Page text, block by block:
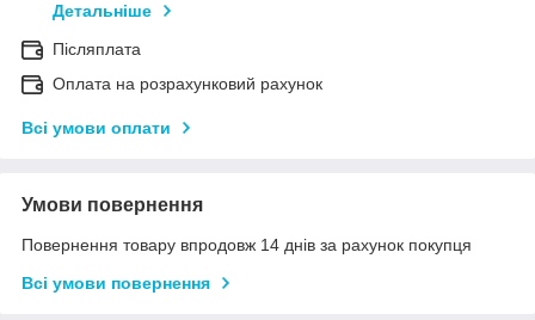
Детальніше
Післяплата
Оплата на розрахунковий рахунок
Всі умови оплати
Умови повернення
Повернення товару впродовж 14 днів за рахунок покупця
Всі умови повернення